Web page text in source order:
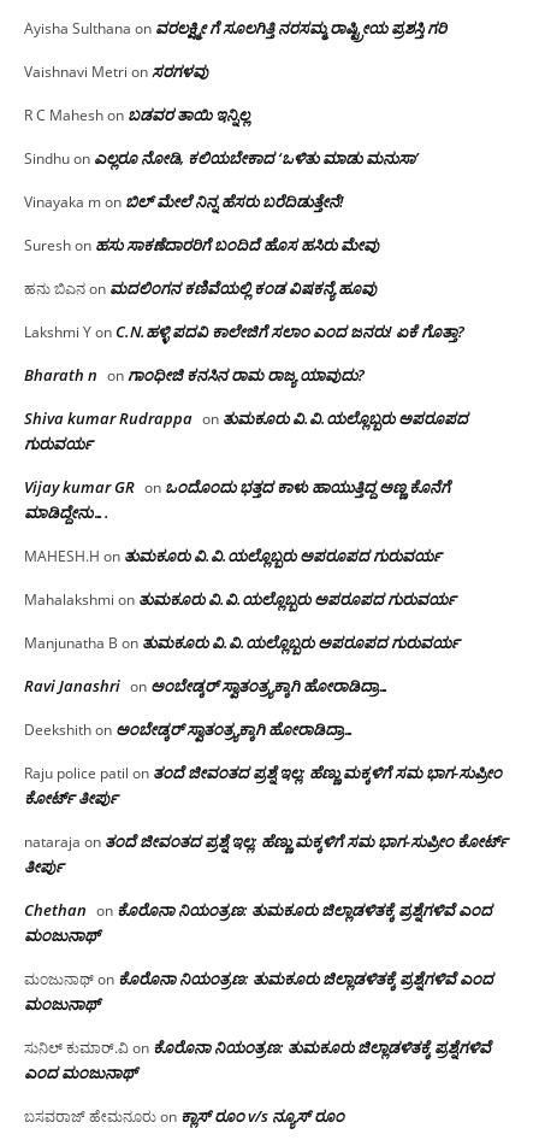
Ayisha Sulthana on ವರಲಕ್ಷ್ಮೀ ಗೆ ಸೂಲಗಿತ್ತಿ ನರಸಮ್ಮ‌ ರಾಷ್ಟ್ರೀಯ ಪ್ರಶಸ್ತಿ ಗರಿ
Vaishnavi Metri onಸರಗಳವು
R C Maheshon ಬಡವರ ತಾಯಿ ಇನ್ನಿಲ್ಲ
Sindhuon ಎಲ್ಲರೂ ನೋಡಿ, ಕಲಿಯಬೇಕಾದ ‘ಒಳಿತು ಮಾಡು ಮನುಸಾ’
Vinayaka mon ಬಿಲ್ ಮೇಲೆ ನಿನ್ನ ಹೆಸರು ಬರೆದಿಡುತ್ತೇನೆ!
Sureshon ಹಸು ಸಾಕಣೆದಾರರಿಗೆ ಬಂದಿದೆ ಹೊಸ ಹಸಿರು ಮೇವು
ಹನು ಬಿಎನon ಮದಲಿಂಗನ ಕಣಿವೆಯಲ್ಲಿ ಕಂಡ ವಿಷಕನ್ಯೆ ಹೂವು
Lakshmi YonC.N.ಹಳ್ಳಿ ಪದವಿ ಕಾಲೇಜಿಗೆ ಸಲಾಂ‌ ಎಂದ ಜನರು! ಏಕೆ ಗೊತ್ತಾ?
Bharath n onಗಾಂಧೀಜಿ ಕನಸಿನ ರಾಮ ರಾಜ್ಯ ಯಾವುದು?
Shiva kumar Rudrappa on ತುಮಕೂರು‌ ವಿ.ವಿ.ಯಲ್ಲೊಬ್ಬರು ಅಪರೂಪದ
ಗುರುವರ್ಯ
Vijay kumar GR on ಒಂದೊಂದು ಭತ್ತದ ಕಾಳು ಹಾಯುತ್ತಿದ್ದ ಅಣ್ಣ ಕೊನೆಗೆ
ಮಾಡಿದ್ದೇನು….
MAHESH.H on ತುಮಕೂರು‌ ವಿ.ವಿ.ಯಲ್ಲೊಬ್ಬರು ಅಪರೂಪದ ಗುರುವರ್ಯ
Mahalakshmi on ತುಮಕೂರು‌ ವಿ.ವಿ.ಯಲ್ಲೊಬ್ಬರು ಅಪರೂಪದ ಗುರುವರ್ಯ
Manjunatha B on ತುಮಕೂರು‌ ವಿ.ವಿ.ಯಲ್ಲೊಬ್ಬರು ಅಪರೂಪದ ಗುರುವರ್ಯ
Ravi Janashri on ಅಂಬೇಡ್ಕರ್ ಸ್ವಾತಂತ್ರ್ಯಕ್ಕಾಗಿ ಹೋರಾಡಿದ್ರಾ…
Deekshithon ಅಂಬೇಡ್ಕರ್ ಸ್ವಾತಂತ್ರ್ಯಕ್ಕಾಗಿ ಹೋರಾಡಿದ್ರಾ…
Raju police patil on ತಂದೆ ಜೀವಂತದ ಪ್ರಶ್ನೆ ಇಲ್ಲ: ಹೆಣ್ಣು ಮಕ್ಕಳಿಗೆ ಸಮ ಭಾಗ-ಸುಪ್ರೀಂ
ಕೋರ್ಟ್ ತೀರ್ಪು
nataraja on ತಂದೆ ಜೀವಂತದ ಪ್ರಶ್ನೆ ಇಲ್ಲ: ಹೆಣ್ಣು ಮಕ್ಕಳಿಗೆ ಸಮ ಭಾಗ-ಸುಪ್ರೀಂ ಕೋರ್ಟ್
ತೀರ್ಪು
Chethan on ಕೊರೊನಾ ನಿಯಂತ್ರಣ: ತುಮಕೂರು ಜಿಲ್ಲಾಡಳಿತಕ್ಕೆ ಪ್ರಶ್ನೆಗಳಿವೆ ಎಂದ
ಮಂಜು‌ನಾಥ್
ಮಂಜುನಾಥ್on ಕೊರೊನಾ ನಿಯಂತ್ರಣ: ತುಮಕೂರು ಜಿಲ್ಲಾಡಳಿತಕ್ಕೆ ಪ್ರಶ್ನೆಗಳಿವೆ ಎಂದ
ಮಂಜು‌ನಾಥ್
ಸುನಿಲ್ ಕುಮಾರ್.ವಿon ಕೊರೊನಾ ನಿಯಂತ್ರಣ: ತುಮಕೂರು ಜಿಲ್ಲಾಡಳಿತಕ್ಕೆ ಪ್ರಶ್ನೆಗಳಿವೆ
ಎಂದ ಮಂಜು‌ನಾಥ್
ಬಸವರಾಜ್ ಹೇಮನೂರುon ಕ್ಲಾಸ್ ರೂಂ v/s ನ್ಯೂಸ್ ರೂಂ